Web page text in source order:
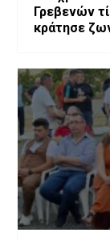
Γρεβενών
κράτησε